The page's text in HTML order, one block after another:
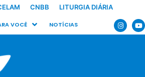
CNBB LITURGIA DIÁRIA
VOCÊ NOTÍCIAS